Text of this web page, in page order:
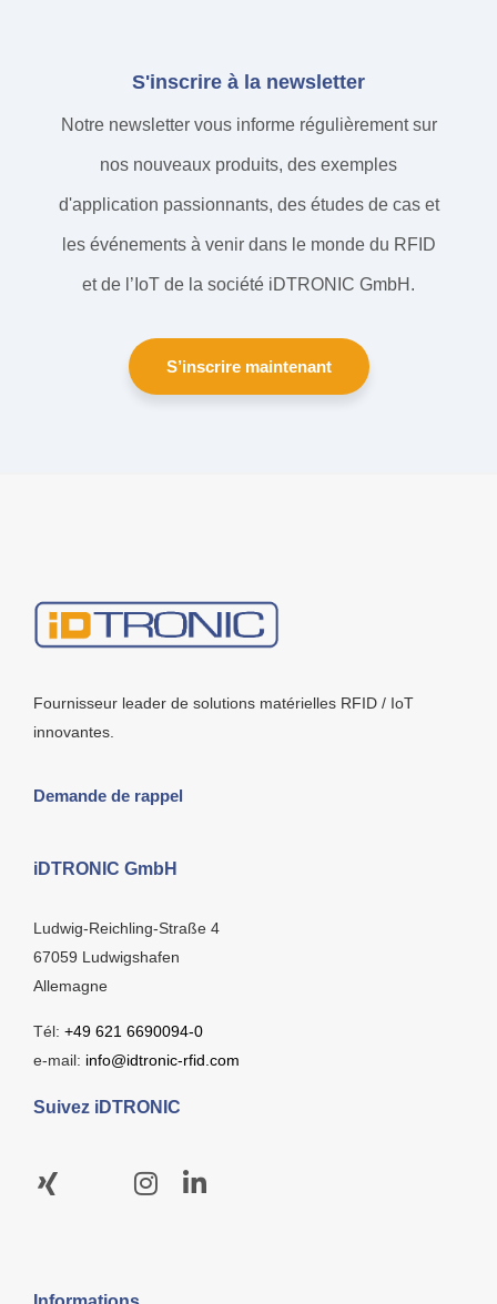
S'inscrire à la newsletter
Notre newsletter vous informe régulièrement sur
nos nouveaux produits, des exemples
d'application passionnants, des études de cas et
les événements à venir dans le monde du RFID
et de l’IoT de la société iDTRONIC GmbH.
S’inscrire maintenant
Fournisseur leader de solutions matérielles RFID / IoT
innovantes.
Demande de rappel
iDTRONIC GmbH
Ludwig-Reichling-Straße 4
67059 Ludwigshafen
Allemagne
Tél: +49 621 6690094-0
e-mail: info@idtronic-rfid.com
Suivez iDTRONIC